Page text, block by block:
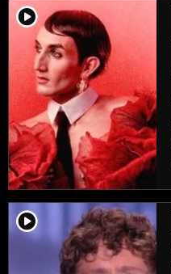
player2
player2